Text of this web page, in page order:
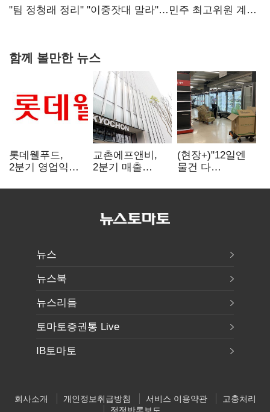
핵심으로 재부상
"팀 정청래 정리" "이중잣대 말라"…민주 최고위원 계파
함께 볼만한 뉴스
롯데웰푸드,
2분기 영업익
사업이 실적 견인
교촌에프앤비,
2분기 매출
전년보다 4.9%↑
(현장+)"12일엔
물건 다
매대 채우며 문
뉴스
뉴스북
뉴스리듬
토마토증권통 Live
IB토마토
회사소개 개인정보취급방침 서비스 이용약관
고충처리